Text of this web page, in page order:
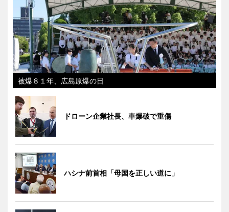
被爆８１年、広島原爆の日
ドローン企業社長、車爆破で重傷
ハシナ前首相「母国を正しい道に」